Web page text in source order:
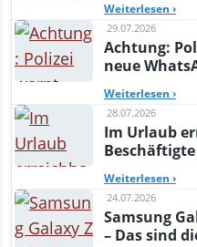
Weiterlesen ›
29.07.2026
Achtung:
neue
Weiterlesen ›
28.07.2026
Im Urlaub
Weiterlesen ›
24.07.2026
Samsung
– Das sind